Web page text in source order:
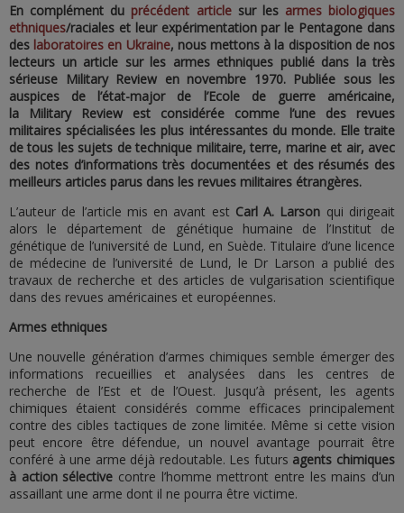
En complément du précédent articlesur les armes biologiques
ethniques/raciales et leur expérimentation par le Pentagone dans
des laboratoires en Ukraine, nous mettons à la disposition de nos
lecteurs un article sur les armes ethniques publié dans la très
sérieuse Military Review en novembre 1970. Publiée sous les
auspices de l’état-major de l’Ecole de guerre américaine,
la Military Review est considérée comme l’une des revues
militaires spécialisées les plus intéressantes du monde. Elle traite
de tous les sujets de technique militaire, terre, marine et air, avec
des notes d’informations très documentées et des résumés des
meilleurs articles parus dans les revues militaires étrangères.
L’auteur de l’article mis en avant est Carl A. Larson qui dirigeait
alors le département de génétique humaine de l’Institut de
génétique de l’université de Lund, en Suède. Titulaire d’une licence
de médecine de l’université de Lund, le Dr Larson a publié des
travaux de recherche et des articles de vulgarisation scientifique
dans des revues américaines et européennes.
Armes ethniques
Une nouvelle génération d’armes chimiques semble émerger des
informations recueillies et analysées dans les centres de
recherche de l’Est et de l’Ouest. Jusqu’à présent, les agents
chimiques étaient considérés comme efficaces principalement
contre des cibles tactiques de zone limitée. Même si cette vision
peut encore être défendue, un nouvel avantage pourrait être
conféré à une arme déjà redoutable. Les futurs agents chimiques
à action sélective contre l’homme mettront entre les mains d’un
assaillant une arme dont il ne pourra être victime.